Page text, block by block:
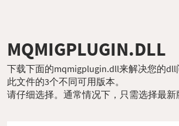
MQMIGPLUGIN.DLL
下载下面的mqmigplugin.dll来解决您的
此文件的3个不同可用版本。
请仔细选择。通常情况下，只需选择最新